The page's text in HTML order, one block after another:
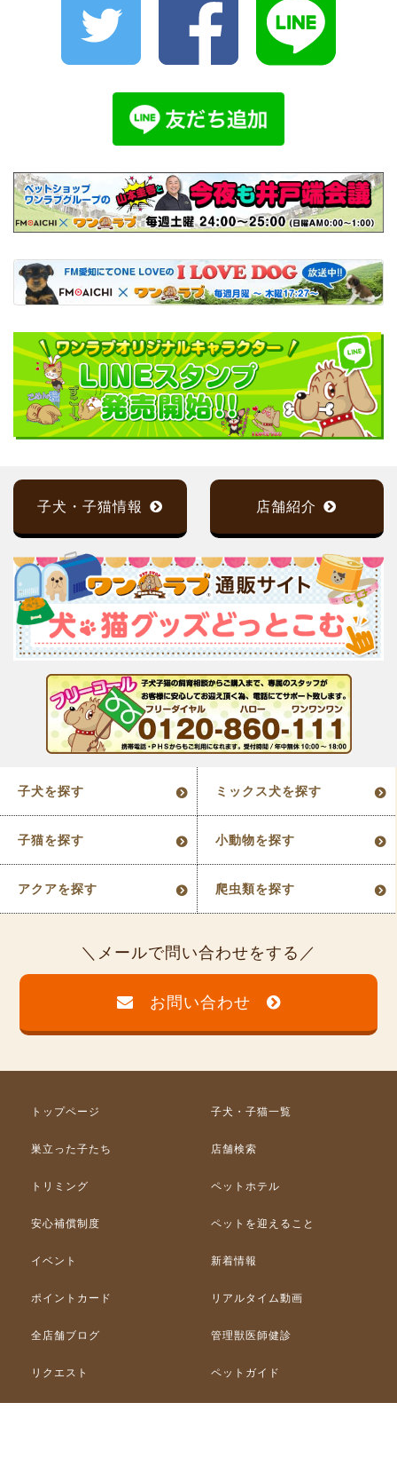
子犬・子猫情報 店舗紹介
子犬を探す ミックス犬を探す
子猫を探す 小動物を探す
アクアを探す 爬虫類を探す
メールで問い合わせをする
お問い合わせ
トップページ 子犬・子猫一覧
巣立った子たち 店舗検索
トリミング ペットホテル
安心補償制度 ペットを迎えること
イベント 新着情報
ポイントカード リアルタイム動画
全店舗ブログ 管理獣医師健診
リクエスト ペットガイド